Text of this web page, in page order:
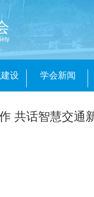
设 学会新闻
共话智慧交